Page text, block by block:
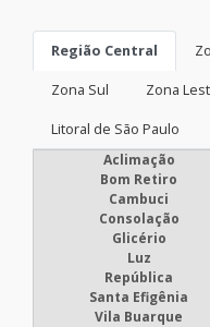
Região Central
Zona Sul
Zona
Litoral de São Paulo
Aclimação
Bom Retiro
Cambuci
Consolação
Glicério
Luz
República
Santa Efigênia
Vila Buarque